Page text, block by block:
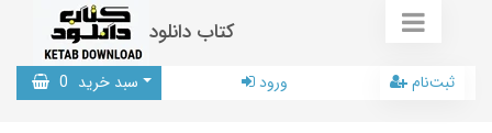
کتاب دانلود
سبد خرید 0 ورود ثبت‌نام